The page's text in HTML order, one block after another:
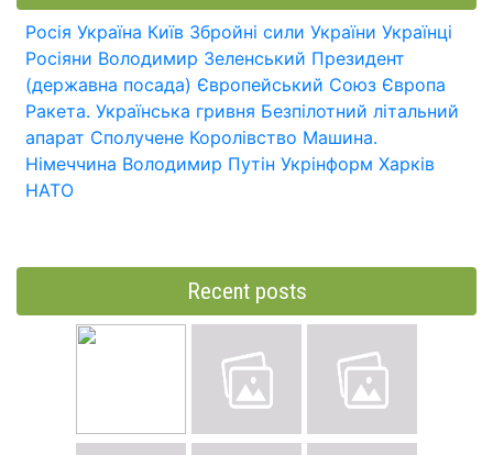
Росія Україна Київ Збройні сили України Українці
Росіяни Володимир Зеленський Президент
(державна посада) Європейський Союз Європа
Ракета. Українська гривня Безпілотний літальний
апарат Сполучене Королівство Машина.
Німеччина Володимир Путін Укрінформ Харків
НАТО
Recent posts